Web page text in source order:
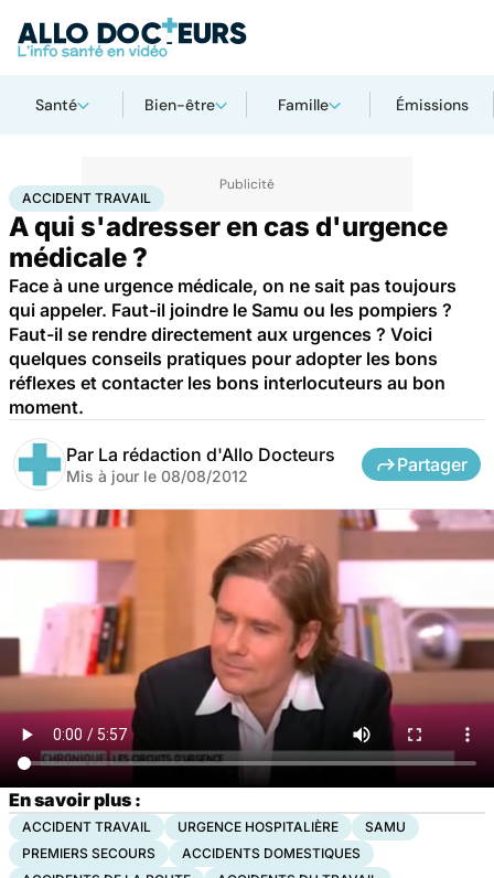
Santé Bien-être Famille Émissions
AccueilSantéUrgences Accident travail
ACCIDENT TRAVAIL
A qui s'adresser en cas d'urgence
médicale ?
Face à une urgence médicale, on ne sait pas toujours
qui appeler. Faut-il joindre le Samu ou les pompiers ?
Faut-il se rendre directement aux urgences ? Voici
quelques conseils pratiques pour adopter les bons
réflexes et contacter les bons interlocuteurs au bon
moment.
Par La rédaction d'Allo Docteurs
Mis à jour le 08/08/2012
Partager
En savoir plus :
ACCIDENT TRAVAIL URGENCE HOSPITALIÈRE
SAMU
PREMIERS SECOURS
ACCIDENTS DOMESTIQUES